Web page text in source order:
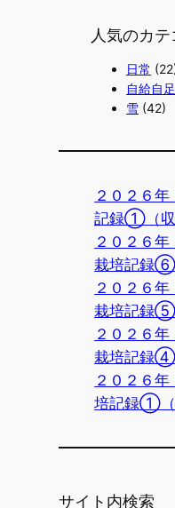
人気のカ
日常
自給自足
雪 (42)
２０２６
記録①（収
２０２６
栽培記録⑥
２０２６
栽培記録⑤
２０２６
栽培記録④
２０２６
培記録①（
サイト内検索